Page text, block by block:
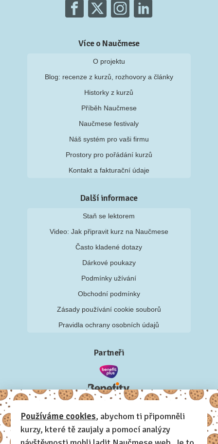
Více o Naučmese
O projektu
Blog: recenze z kurzů, rozhovory a články
Historky z kurzů
Příběh Naučmese
Naučmese festivaly
Náš systém pro vaši firmu
Prostory pro pořádání kurzů
Kontakt a fakturační údaje
Další informace
Staň se lektorem
Video: Jak připravit kurz na Naučmese
Často kladené dotazy
Dárkové poukazy
Podmínky užívání
Obchodní podmínky
Zásady používání cookie souborů
Pravidla ochrany osobních údajů
Partneři
Používáme cookies, abychom ti připomněli
kurzy, které tě zaujaly a pomocí analýzy